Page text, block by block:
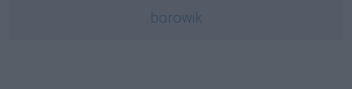
borowik